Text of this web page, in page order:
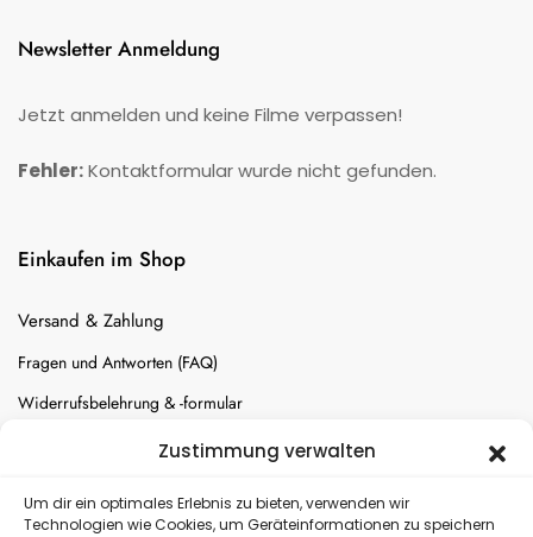
Zustimmung verwalten
Um dir ein optimales Erlebnis zu bieten, verwenden wir
Technologien wie Cookies, um Geräteinformationen zu speichern
Newsletter Anmeldung
Jetzt anmelden und keine Filme verpassen!
Fehler:Kontaktformular wurde nicht gefunden.
Einkaufen im Shop
Versand & Zahlung
Fragen und Antworten (FAQ)
Widerrufsbelehrung & -formular
Batterien-Entsorgung